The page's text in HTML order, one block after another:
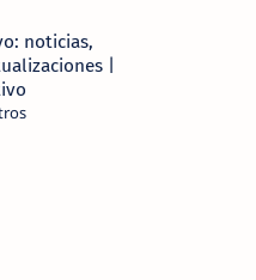
noticias,
|